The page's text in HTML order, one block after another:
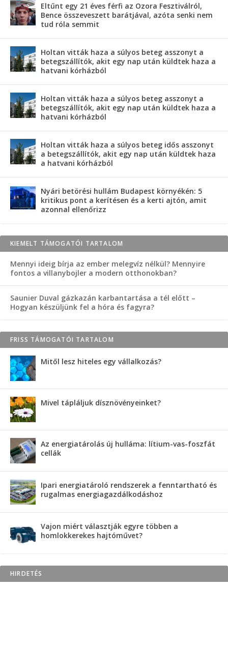
Eltűnt egy 21 éves férfi az Ozora Fesztiválról,
Bence összeveszett barátjával, azóta senki nem
tud róla semmit
Holtan vitták haza a súlyos beteg asszonyt a
betegszállítók, akit egy nap után küldtek haza a
hatvani kórházból
Holtan vitták haza a súlyos beteg asszonyt a
betegszállítók, akit egy nap után küldtek haza a
hatvani kórházból
Holtan vitták haza a súlyos beteg idős asszonyt
a betegszállítók, akit egy nap után küldtek haza
a hatvani kórházból
Nyári betörési hullám Budapest környékén: 5
kritikus pont a kerítésen és a kerti ajtón, amit
azonnal ellenőrizz
KIEMELT TÁMOGATÓI TARTALOM
Mennyi ideig bírja az ember melegvíz nélkül? Mennyire
fontos a villanybojler a modern otthonokban?
Saunier Duval gázkazán karbantartása a tél előtt –
Hogyan készüljünk fel a hóra és fagyra?
FRISS TÁMOGATÓI TARTALOM
Mitől lesz hiteles egy vállalkozás?
Mivel tápláljuk dísznövényeinket?
Az energiatárolás új hulláma: lítium-vas-foszfát
cellák
Ipari energiatároló rendszerek a fenntartható és
rugalmas energiagazdálkodáshoz
Vajon miért választják egyre többen a
homlokkerekes hajtóművet?
HIRDETÉS